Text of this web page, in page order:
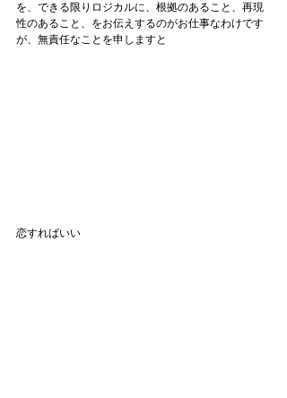
を、できる限りロジカルに、根拠のあること、再現
性のあること、をお伝えするのがお仕事なわけです
が、無責任なことを申しますと
恋すればいい